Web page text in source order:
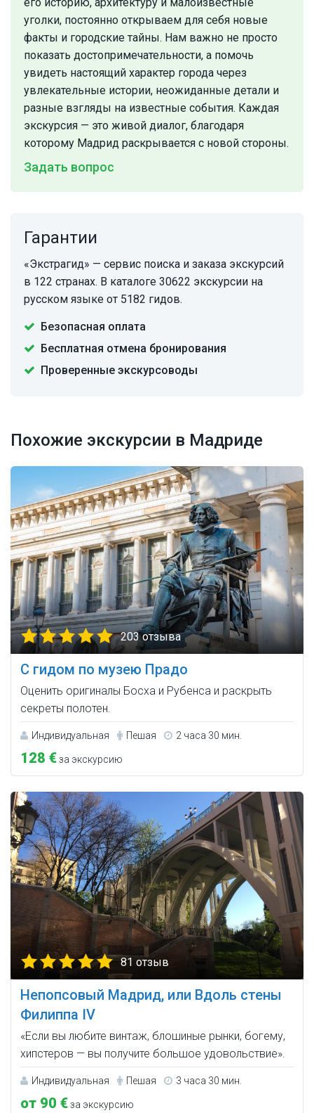
уголки, постоянно открываем для себя новые
факты и городские тайны. Нам важно не просто
показать достопримечательности, а помочь
увидеть настоящий характер города через
увлекательные истории, неожиданные детали и
разные взгляды на известные события. Каждая
экскурсия — это живой диалог, благодаря
которому Мадрид раскрывается с новой стороны.
Задать вопрос
Гарантии
«Экстрагид» — сервис поиска и заказа экскурсий
в 122 странах. В каталоге 30622 экскурсии на
русском языке от 5182 гидов.
Безопасная оплата
Бесплатная отмена бронирования
Проверенные экскурсоводы
Похожие экскурсии в Мадриде
203 отзыва
С гидом по музею Прадо
Оценить оригиналы Босха и Рубенса и раскрыть
секреты полотен.
Индивидуальная Пешая 2 часа 30 мин.
128 €за экскурсию
81 отзыв
Непопсовый Мадрид, или Вдоль стены
Филиппа IV
«Если вы любите винтаж, блошиные рынки, богему,
хипстеров — вы получите большое удовольствие».
Индивидуальная Пешая 3 часа 30 мин.
от 90 €за экскурсию